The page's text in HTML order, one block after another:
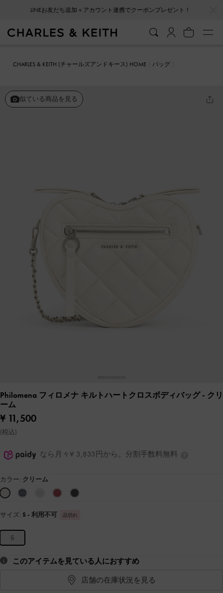
会員登録＋ニュースレター登録で10%OFFクーポンプレゼント！
CHARLES & KEITH (チャールズアンドキース) HOME
バッグ
似ている商品を見る
Philomena フィロメナ キルトハートクロスボディバッグ- クリ
ーム
¥ 11,500
(税込)
なら月々¥ 3,833円から。分割手数料無料
カラー: クリーム
サイズ: S - 利用不可 品切れ
S
このアイテムを見ている人におすすめ
店舗の在庫状況を見る